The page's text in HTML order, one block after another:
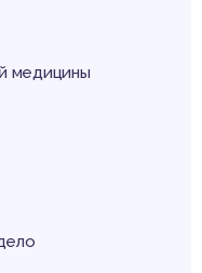
медицины